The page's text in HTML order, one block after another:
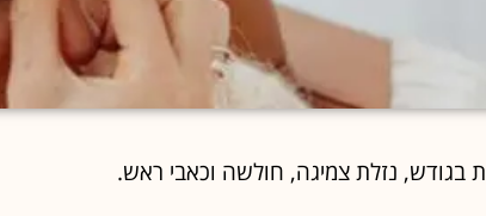
נזלת צמיגה, חולשה וכאבי ראש.